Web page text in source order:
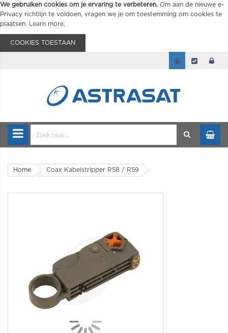
We gebruiken cookies om je ervaring te verbeteren. Om aan de nieuwe e-
Privacy richtlijn te voldoen, vragen we je om toestemming om cookies te
plaatsen.
Learn more.
COOKIES TOESTAAN
Home Coax Kabelstripper R58 / R59